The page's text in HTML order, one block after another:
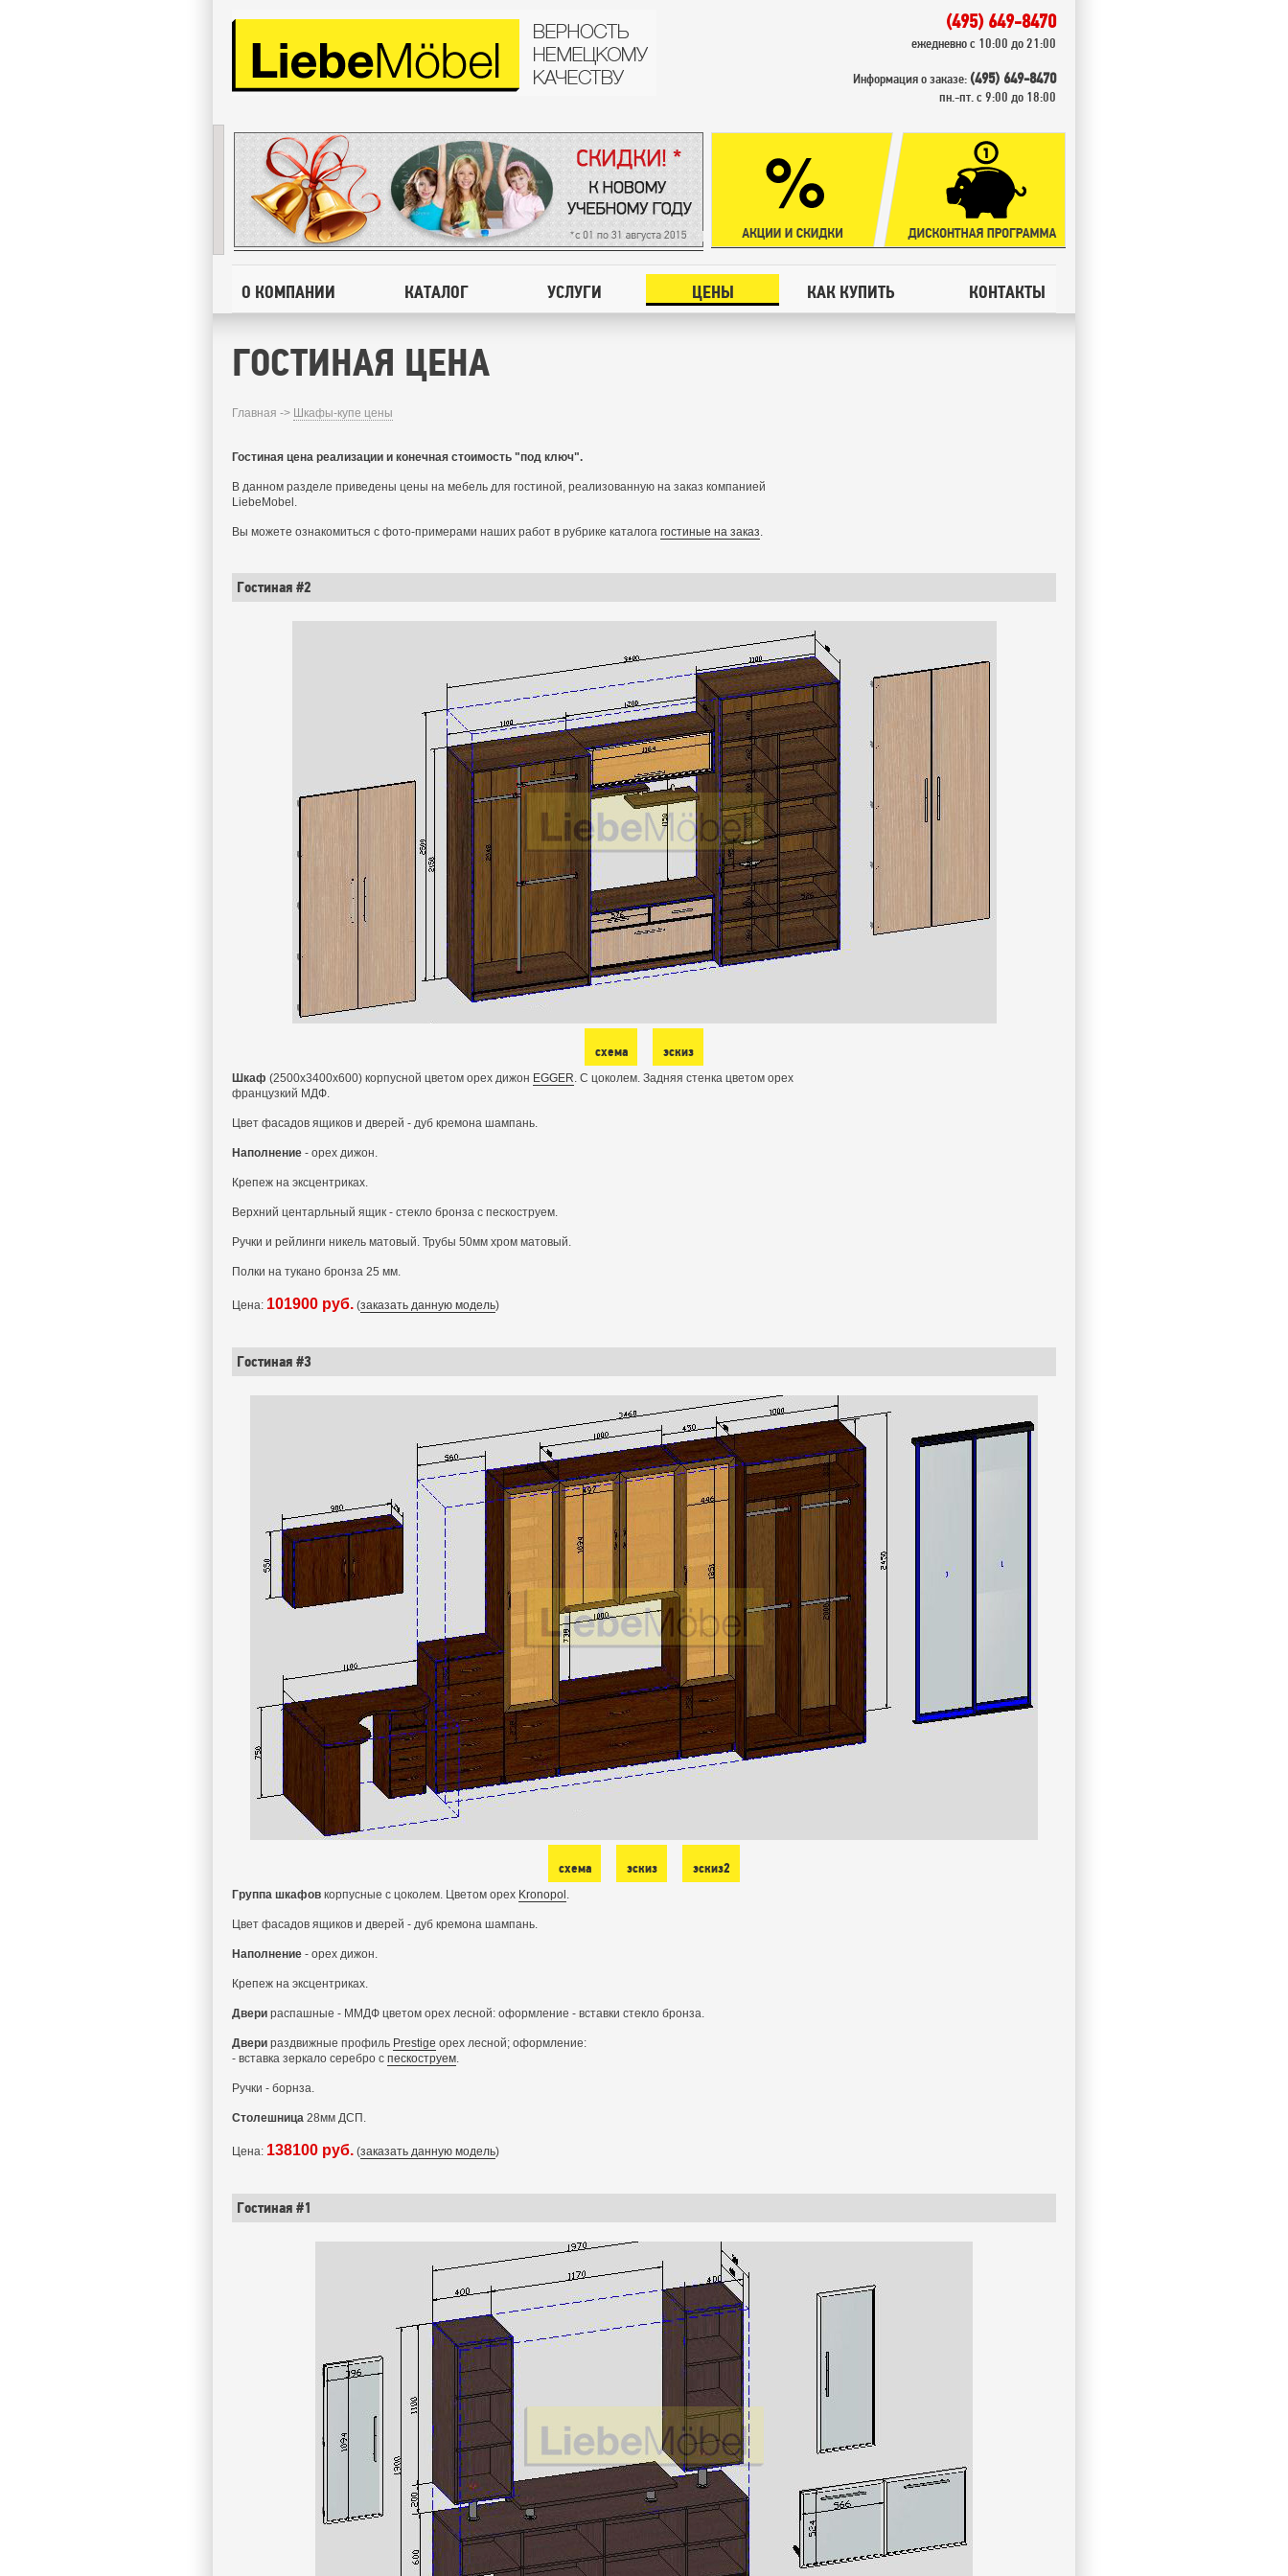
(495) 649-8470
ежедневно с 10:00 до 21:00
Информация о заказе:(495) 649-8470
пн.-пт. с 9:00 до 18:00
О КОМПАНИИ КАТАЛОГ УСЛУГИ ЦЕНЫ КАК КУПИТЬ КОНТАКТЫ
ГОСТИНАЯ ЦЕНА
Главная -> Шкафы-купе цены
Гостиная цена реализации и конечная стоимость "под ключ".
В данном разделе приведены цены на мебель для гостиной, реализованную на заказ компанией
LiebeMobel.
Вы можете ознакомиться с фото-примерами наших работ в рубрике каталога гостиные на заказ.
Гостиная #2
схема эскиз
Шкаф (2500x3400x600) корпусной цветом орех дижон EGGER. С цоколем. Задняя стенка цветом орех
французкий МДФ.
Цвет фасадов ящиков и дверей - дуб кремона шампань.
Наполнение - орех дижон.
Крепеж на эксцентриках.
Верхний центарльный ящик - стекло бронза с пескоструем.
Ручки и рейлинги никель матовый. Трубы 50мм хром матовый.
Полки на тукано бронза 25 мм.
Цена: 101900 руб. (заказать данную модель)
Гостиная #3
схема эскиз эскиз2
Группа шкафов корпусные с цоколем. Цветом орех Kronopol .
Цвет фасадов ящиков и дверей - дуб кремона шампань.
Наполнение - орех дижон.
Крепеж на эксцентриках.
Двери распашные - ММДФ цветом орех лесной: оформление - вставки стекло бронза.
Двери раздвижные профиль Prestige орех лесной; оформление:
- вставка зеркало серебро с пескоструем.
Ручки - борнза.
Столешница 28мм ДСП.
Цена: 138100 руб. (заказать данную модель)
Гостиная #1